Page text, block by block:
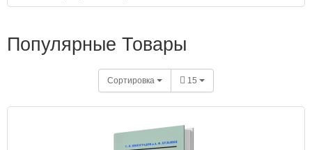
Популярные Товары
Сортировка 15